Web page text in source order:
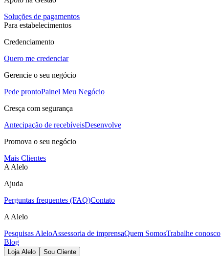
Soluções de pagamentos
Para estabelecimentos
Credenciamento
Quero me credenciar
Gerencie o seu negócio
Pede prontoPainel Meu Negócio
Cresça com segurança
Antecipação de recebíveisDesenvolve
Promova o seu negócio
Mais Clientes
A Alelo
Ajuda
Perguntas frequentes (FAQ)Contato
A Alelo
Pesquisas AleloAssessoria de imprensaQuem SomosTrabalhe conosco
Blog
Loja Alelo Sou Cliente